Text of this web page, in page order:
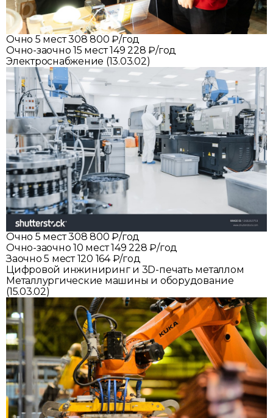
Очно 5 мест308 800 ₽/год
Очно-заочно 15 мест149 228 ₽/год
Электроснабжение (13.03.02)
Очно 5 мест308 800 ₽/год
Очно-заочно 10 мест149 228 ₽/год
Заочно 5 мест 120 164 ₽/год
Цифровой инжиниринг и 3D-печать металлом
Металлургические машины и оборудование
(15.03.02)